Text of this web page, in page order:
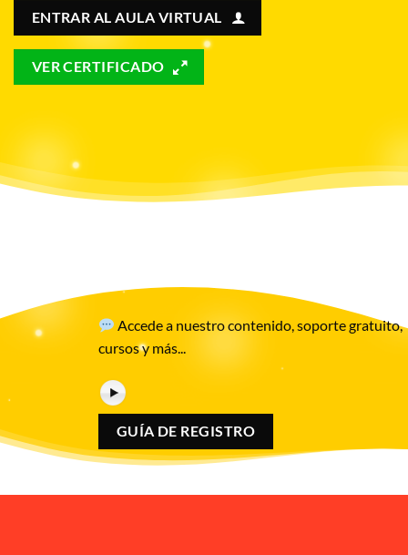
ENTRAR AL AULA VIRTUAL
VER CERTIFICADO
Accede a nuestro contenido, soporte gratuito,
cursos y más...
GUÍA DE REGISTRO